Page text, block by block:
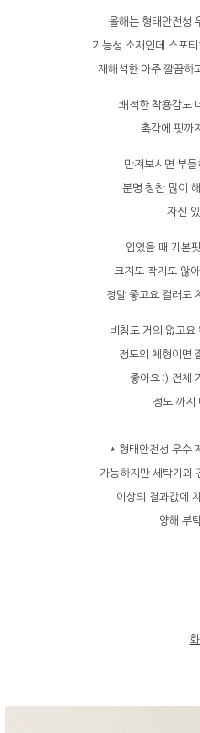
올해는 형태안전성
기능성 소재인데 스포
재해석한 아주 깔끔하
쾌적한 착용감도
촉감에 핏까
만져보시면 부
분명 칭찬 많이
자신
입었을 때 기본
크지도 작지도 않
정말 좋고요 컬러도
비침도 거의 없고
정도의 체형이면
좋아요 :) 전체
정도 까지
* 형태안전성 우수
가능하지만 세탁기와
이상의 결과값에
양해 부